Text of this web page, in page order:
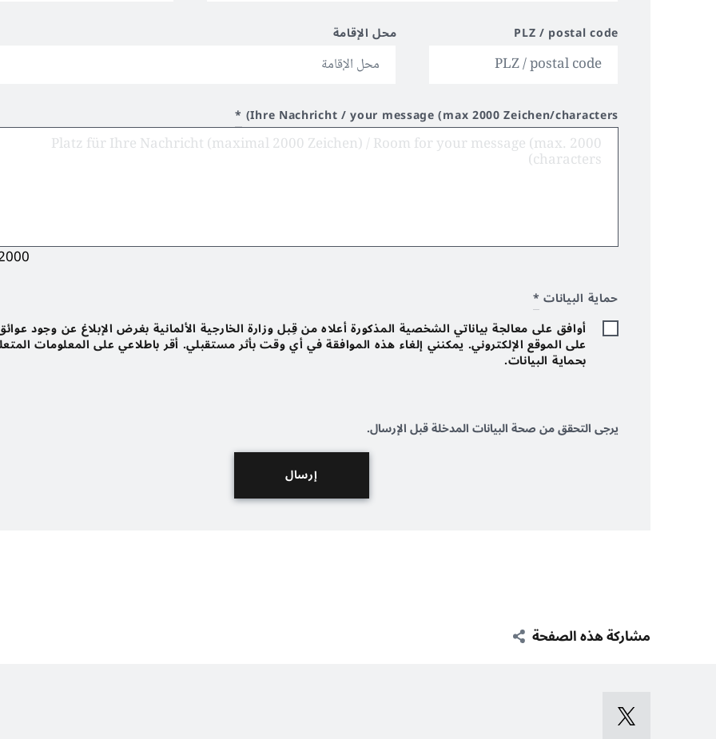
PLZ / postal code محل الإقامة
Ihre Nachricht / your message (max 2000 Zeichen/characters)
*
حماية البيانات *
أوافق على معالجة بياناتي الشخصية المذكورة أعلاه من قِبل وزارة الخارجية الألمانية بغرض الإبلاغ عن وجود
على الموقع الإلكتروني. يمكنني إلغاء هذه الموافقة في أي وقت بأثر مستقبلي. أقر باطلاعي على المعلومات
بحماية البيانات.
يرجى التحقق من صحة البيانات المدخلة قبل الإرسال.
مشاركة هذه الصفحة